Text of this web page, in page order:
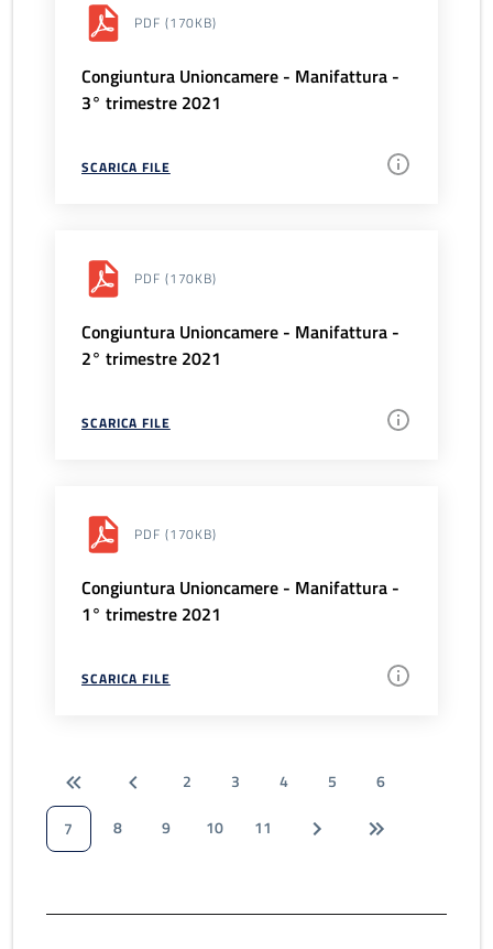
PDF (170KB)
Congiuntura Unioncamere - Manifattura -
3° trimestre 2021
SCARICA FILE
PDF (170KB)
Congiuntura Unioncamere - Manifattura -
2° trimestre 2021
SCARICA FILE
PDF (170KB)
Congiuntura Unioncamere - Manifattura -
1° trimestre 2021
SCARICA FILE
2 3 4 5
6
7
8 9 10 11